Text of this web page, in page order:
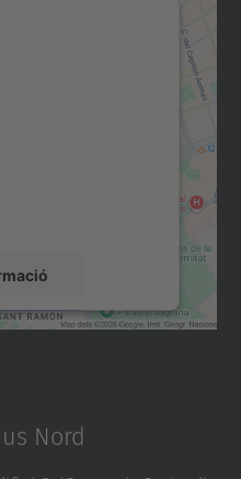
Nord